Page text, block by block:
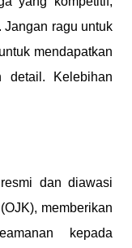
Jangan ragu untuk
mendapatkan
detail. Kelebihan
dan diawasi
memberikan
kepada